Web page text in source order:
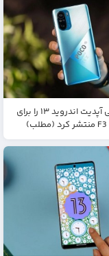
شیائومی آپدیت اندروید ۱۳ را برای